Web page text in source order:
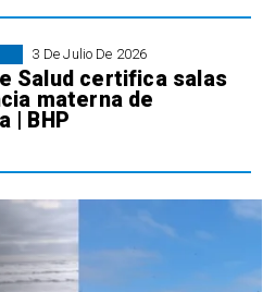
3 De Julio De 2026
Salud certifica salas
materna de
| BHP